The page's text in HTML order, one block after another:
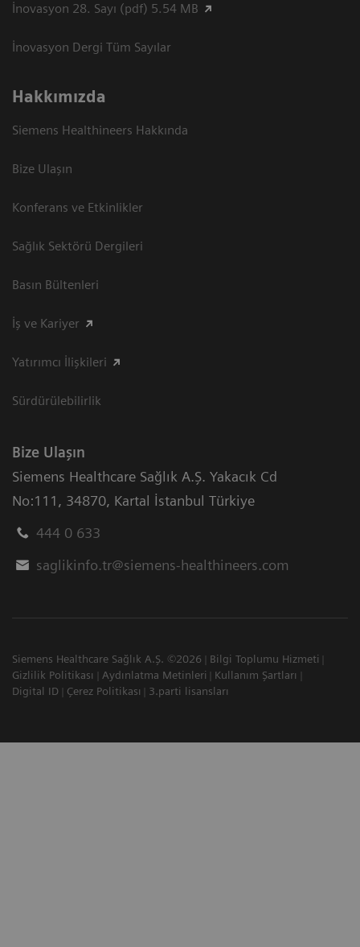
İnovasyon 28. Sayı (pdf) 5.54 MB
İnovasyon Dergi Tüm Sayılar
Hakkımızda
Siemens Healthineers Hakkında
Bize Ulaşın
Konferans ve Etkinlikler
Sağlık Sektörü Dergileri
Basın Bültenleri
İş ve Kariyer
Yatırımcı İlişkileri
Sürdürülebilirlik
Bize Ulaşın
Siemens Healthcare Sağlık A.Ş. Yakacık Cd
No:111 , 34870, Kartal İstanbul Türkiye
444 0 633
saglikinfo.tr@siemens-healthineers.com
Siemens Healthcare Sağlık A.Ş. ©2026
Bilgi Toplumu Hizmeti
Gizlilik Politikası
Aydınlatma Metinleri
Kullanım Şartları
Digital ID
Çerez Politikası 3.parti lisansları